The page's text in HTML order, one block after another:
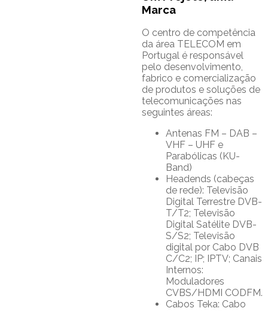
Marca
O centro de competência
da área TELECOM em
Portugal é responsável
pelo desenvolvimento,
fabrico e comercialização
de produtos e soluções de
telecomunicações nas
seguintes áreas:
Antenas FM – DAB –
VHF – UHF e
Parabólicas (KU-
Band)
Headends (cabeças
de rede): Televisão
Digital Terrestre DVB-
T/T2; Televisão
Digital Satélite DVB-
S/S2; Televisão
digital por Cabo DVB
C/C2; IP; IPTV; Canais
Internos:
Moduladores
CVBS/HDMI CODFM.
Cabos Teka: Cabo